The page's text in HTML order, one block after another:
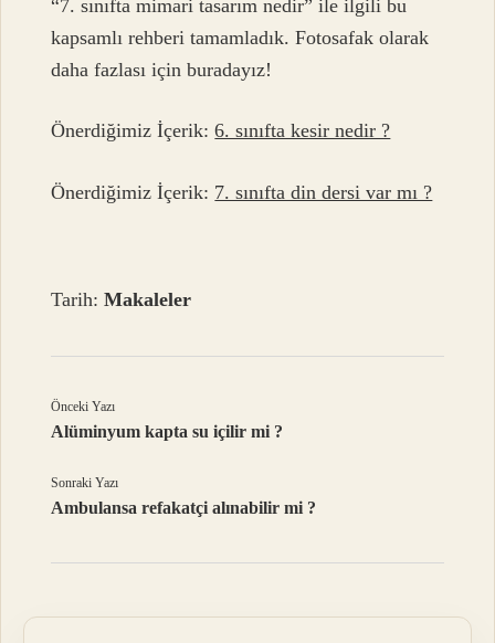
“7. sınıfta mimari tasarım nedir” ile ilgili bu
kapsamlı rehberi tamamladık. Fotosafak olarak
daha fazlası için buradayız!
Önerdiğimiz İçerik:6. sınıfta kesir nedir ?
Önerdiğimiz İçerik: 7. sınıfta din dersi var mı ?
Tarih:Makaleler
Önceki Yazı
Alüminyum kapta su içilir mi ?
Sonraki Yazı
Ambulansa refakatçi alınabilir mi ?